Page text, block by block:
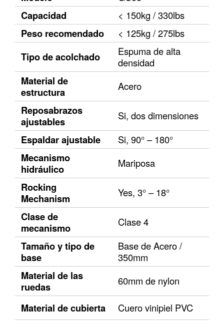
Capacidad < 150kg / 330lbs
Peso recomendado < 125kg / 275lbs
Tipo de acolchado
Espuma de alta
densidad
Material de
estructura
Acero
Reposabrazos
ajustables
Si, dos dimensiones
Espaldar ajustable Si, 90° – 180°
Mecanismo
hidráulico
Mariposa
Rocking
Mechanism
Yes, 3° – 18°
Clase de
mecanismo
Clase 4
Tamaño y tipo de
base
Base de Acero /
350mm
Material de las
ruedas
60mm de nylon
Material de cubierta Cuero vinipiel PVC